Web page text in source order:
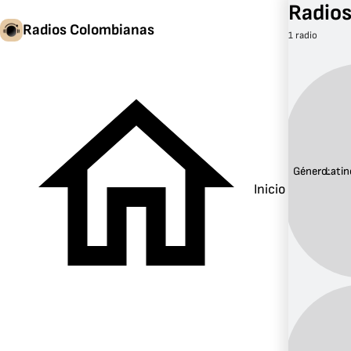
Radios Colombianas
Inicio
1 radio
Género: